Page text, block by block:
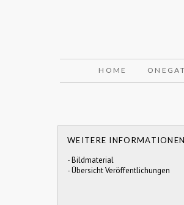
HOME
WEITERE INFORMATIONEN
-Bildmaterial
-Übersicht Veröffentlichungen